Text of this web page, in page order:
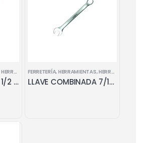
HERRAMIENTAS MANUALES ,LLAVES COMBINADAS
LLAVE COMBINADA 1/2 x 1/2
FERRETERÍA, HERRAMIENTAS,HERRAMIENTAS MANUALES
LLAVE COMBINADA 7/16 x 7/16